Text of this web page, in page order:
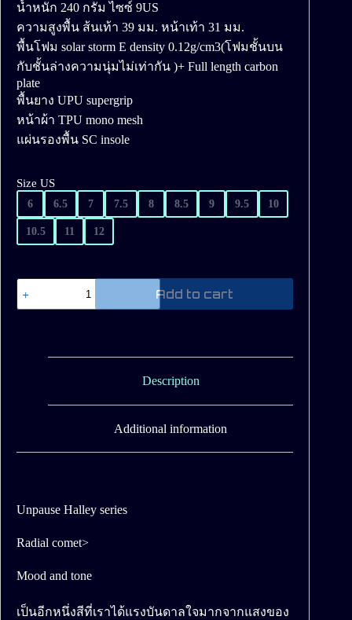
น้ำหนัก 240 กรัม ไซซ์ 9US
ความสูงพื้น ส้นเท้า 39 มม. หน้าเท้า 31 มม.
พื้นโฟม solar storm E density 0.12g/cm3(โฟมชั้นบน
กับชั้นล่างความนุ่มไม่เท่ากัน )+ Full length carbon
plate
พื้นยาง UPU supergrip
หน้าผ้า TPU mono mesh
แผ่นรองพื้น SC insole
Size US
6 6.5 7 7.5 8 8.5 9 9.5 10
10.5 11 12
Unpause
Halley
Radial
Add to cart
Description
Additional information
Unpause Halley series
Radial comet>
Mood and tone
เป็นอีกหนึ่งสีที่เราได้แรงบันดาลใจมากจากแสงของ